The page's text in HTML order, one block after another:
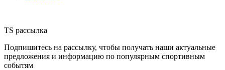
TS рассылка
Подпишитесь на рассылку, чтобы получать наши актуальные
предложения и информацию по популярным спортивным
событям